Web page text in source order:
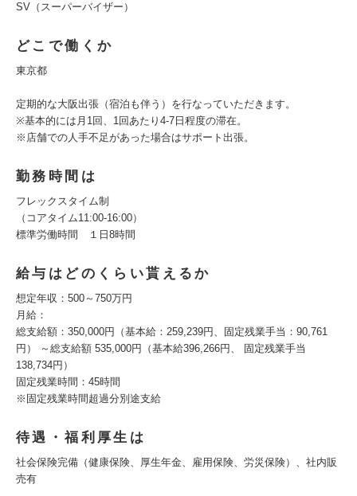
SV（スーパーバイザー）
どこで働くか
東京都
定期的な大阪出張（宿泊も伴う）を行なっていただきます。
※基本的には月1回、1回あたり4-7日程度の滞在。
※店舗での人手不足があった場合はサポート出張。
勤務時間は
フレックスタイム制
（コアタイム11:00-16:00）
標準労働時間 １日8時間
給与はどのくらい貰えるか
想定年収：500～750万円
月給：
総支給額：350,000円（基本給：259,239円、固定残業手当：90,761
円） ～総支給額 535,000円（基本給396,266円、 固定残業手当
138,734円）
固定残業時間：45時間
※固定残業時間超過分別途支給
待遇・福利厚生は
社会保険完備（健康保険、厚生年金、雇用保険、労災保険）、社内販
売有